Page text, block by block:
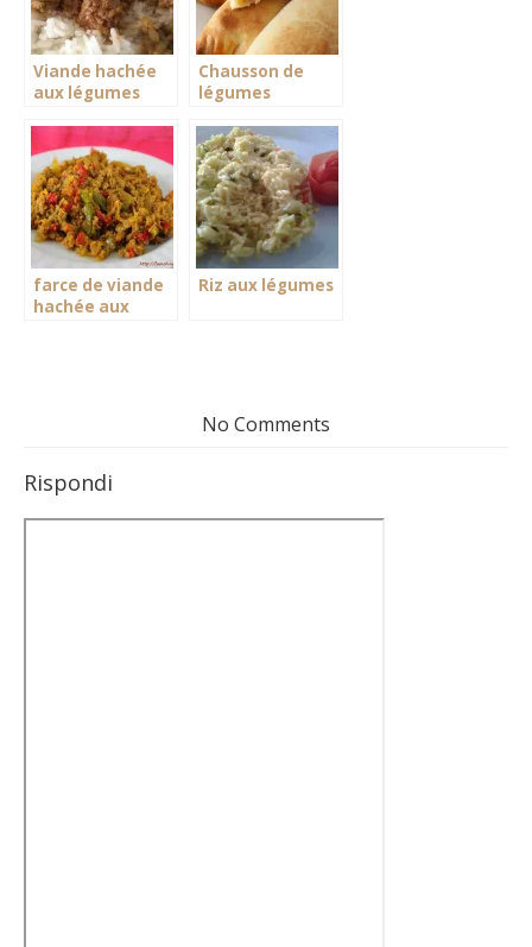
Viande hachée
aux légumes
Chausson de
légumes
farce de viande
hachée aux
Riz aux légumes
No Comments
Rispondi